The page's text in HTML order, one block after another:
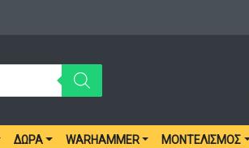
ΔΏΡΑ WARHAMMER ΜΟΝΤΕΛΙΣΜΌΣ